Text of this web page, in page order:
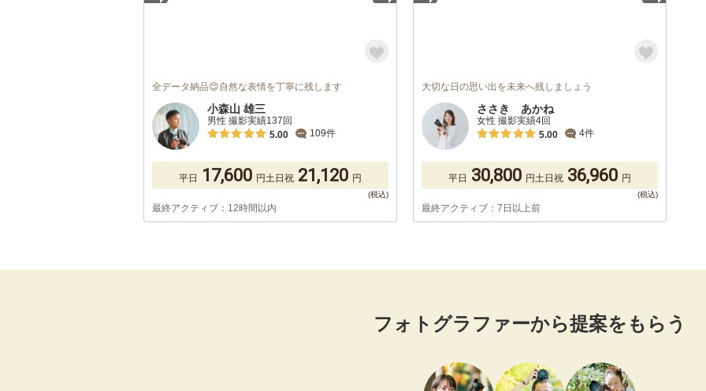
全データ納品😊自然な表情を丁寧に残します
小森山 雄三
男性 撮影実績137回
5.00
109件
平日 17,600 円土日祝 21,120 円
最終アクティブ：12時間以内
大切な日の思い出を未来へ残しましょう
ささき あかね
女性 撮影実績4回
5.00
4件
平日 30,800 円土日祝 36,960 円
最終アクティブ：7日以上前
フォトグラファーから提案をもらう